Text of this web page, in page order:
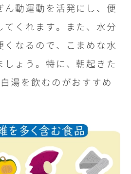
ん動運動を活発にし、便
てくれます。また、水分
くなるので、こまめな水
しょう。特に、朝起きた
湯を飲むのがおすすめ